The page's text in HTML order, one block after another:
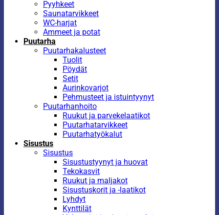
Pyyhkeet
Saunatarvikkeet
WC-harjat
Ammeet ja potat
Puutarha
Puutarhakalusteet
Tuolit
Pöydät
Setit
Aurinkovarjot
Pehmusteet ja istuintyynyt
Puutarhanhoito
Ruukut ja parvekelaatikot
Puutarhatarvikkeet
Puutarhatyökalut
Sisustus
Sisustus
Sisustustyynyt ja huovat
Tekokasvit
Ruukut ja maljakot
Sisustuskorit ja -laatikot
Lyhdyt
Kynttilät